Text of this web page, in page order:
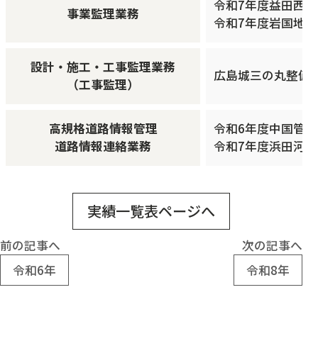
事業監理業務
令和7年度益田西
令和7年度岩国地
設計・施工・工事監理業務
（工事監理）
広島城三の丸整備
高規格道路情報管理
道路情報連絡業務
令和6年度中国管
令和7年度浜田河
実績一覧表ページへ
前の記事へ
令和6年
次の記事へ
令和8年